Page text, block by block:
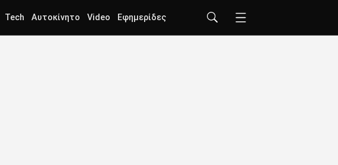
Tech Αυτοκίνητο Video Εφημερίδες